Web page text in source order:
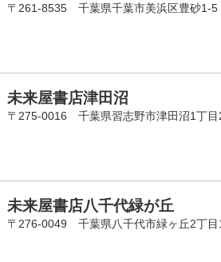
〒261-8535 千葉県千葉市美浜区豊砂1-
未来屋書店津田沼
〒275-0016 千葉県習志野市津田沼1丁目
未来屋書店八千代緑が丘
〒276-0049 千葉県八千代市緑ヶ丘2丁目